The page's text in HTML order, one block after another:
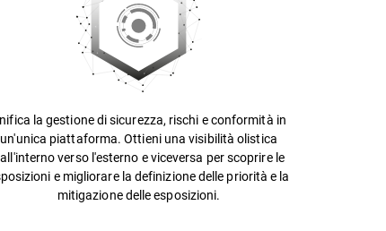
la gestione di sicurezza, rischi e conformità in
un'unica piattaforma. Ottieni una visibilità olistica
verso l'esterno e viceversa per scoprire le
e migliorare la definizione delle priorità e la
mitigazione delle esposizioni.